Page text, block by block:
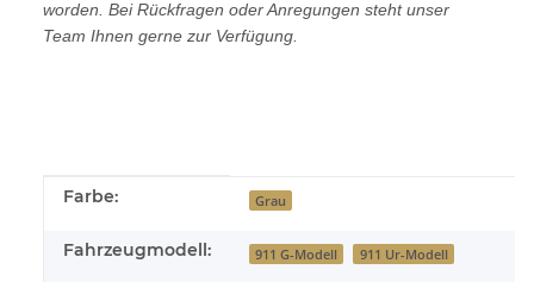
worden. Bei Rückfragen oder Anregungen steht unser
Team Ihnen gerne zur Verfügung.
Produkteigenschaft
Wert
Farbe: Grau
Fahrzeugmodell: 911 G-Modell 911 Ur-Modell